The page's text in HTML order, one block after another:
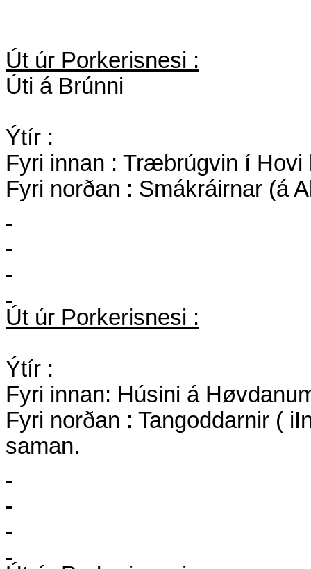
Út úr Porkerisnesi :
Úti á Brúnni
Ýtír :
Fyri innan : Træbrúgvin í Hovi
Fyri norðan : Smákráirnar (á
Út úr Porkerisnesi :
Ýtír :
Fyri innan: Húsini á
Fyri norðan : Tangoddarnir (
saman.